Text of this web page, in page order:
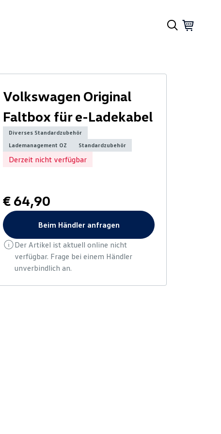
Volkswagen Original
Faltbox für e-Ladekabel
Diverses Standardzubehör
Lademanagement OZ
Standardzubehör
Derzeit nicht verfügbar
€ 64,90
Beim Händler anfragen
Der Artikel ist aktuell online nicht
verfügbar. Frage bei einem Händler
unverbindlich an.